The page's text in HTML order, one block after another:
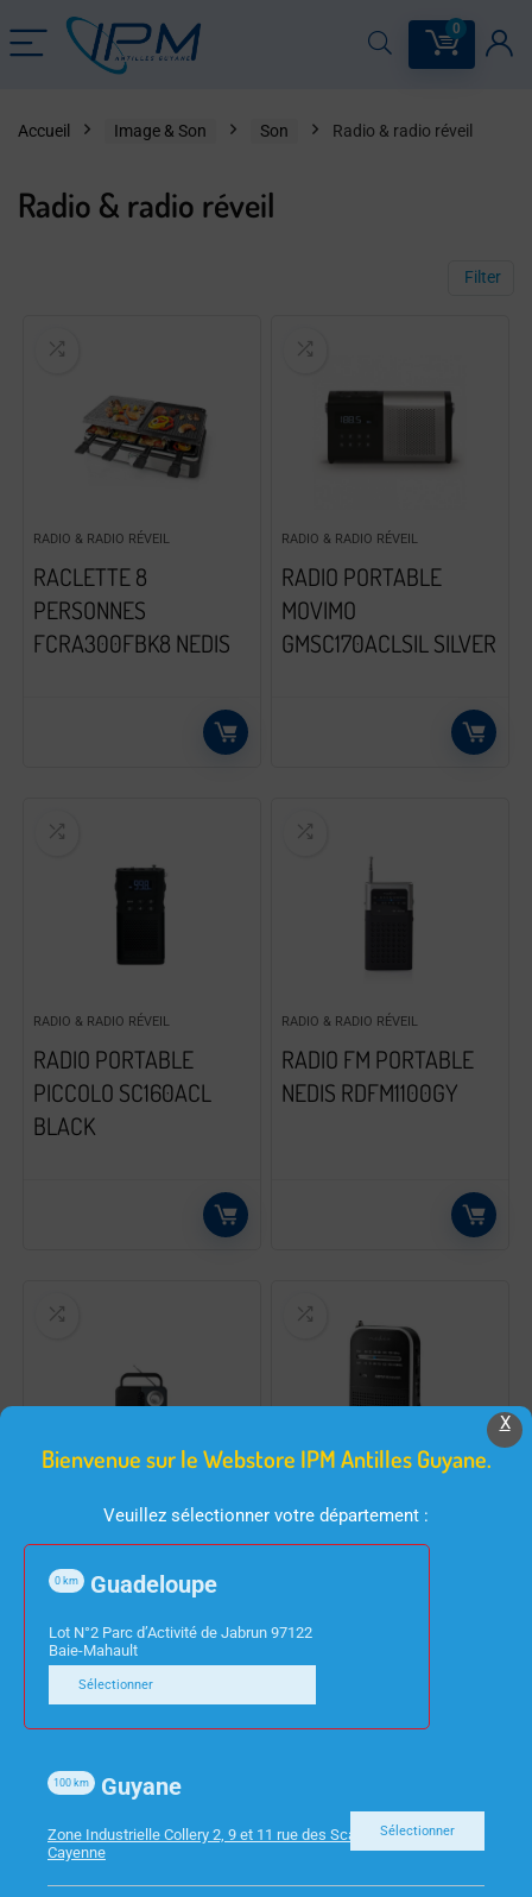
0
Accueil Image & Son Son Radio & radio réveil
Radio & radio réveil
Filter
RADIO & RADIO RÉVEIL
RACLETTE 8
PERSONNES
FCRA300FBK8 NEDIS
RADIO & RADIO RÉVEIL
RADIO PORTABLE
MOVIMO
GMSC170ACLSIL SILVER
RADIO & RADIO RÉVEIL
RADIO PORTABLE
PICCOLO SC160ACL
BLACK
RADIO & RADIO RÉVEIL
RADIO FM PORTABLE
NEDIS RDFM1100GY
RADIO & RADIO RÉVEIL
RADIO FM PORTABLE
NEDIS RDFM1300GY
RADIO & RADIO RÉVEIL
RADIO FM/AM 1.5W
X
Bienvenue sur le Webstore IPM Antilles Guyane.
Veuillez sélectionner votre département :
Guadeloupe
0 km
Lot N°2 Parc d’Activité de Jabrun 97122
Baie-Mahault
Sélectionner
Guyane
100 km
Zone Industrielle Collery 2, 9 et 11 rue des Scarabees 97300
Cayenne
Sélectionner